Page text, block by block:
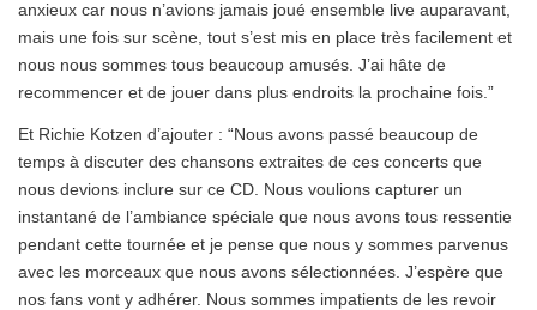
anxieux car nous n’avions jamais joué ensemble live auparavant,
mais une fois sur scène, tout s’est mis en place très facilement et
nous nous sommes tous beaucoup amusés. J’ai hâte de
recommencer et de jouer dans plus endroits la prochaine fois.”
Et Richie Kotzen d’ajouter : “Nous avons passé beaucoup de
temps à discuter des chansons extraites de ces concerts que
nous devions inclure sur ce CD. Nous voulions capturer un
instantané de l’ambiance spéciale que nous avons tous ressentie
pendant cette tournée et je pense que nous y sommes parvenus
avec les morceaux que nous avons sélectionnées. J’espère que
nos fans vont y adhérer. Nous sommes impatients de les revoir